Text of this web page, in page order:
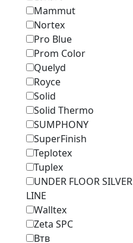
Mammut
Nortex
Pro Blue
Prom Color
Quelyd
Royce
Solid
Solid Thermo
SUMPHONY
SuperFinish
Teplotex
Tuplex
UNDER FLOOR SILVER
LINE
Walltex
Zeta SPC
Втв